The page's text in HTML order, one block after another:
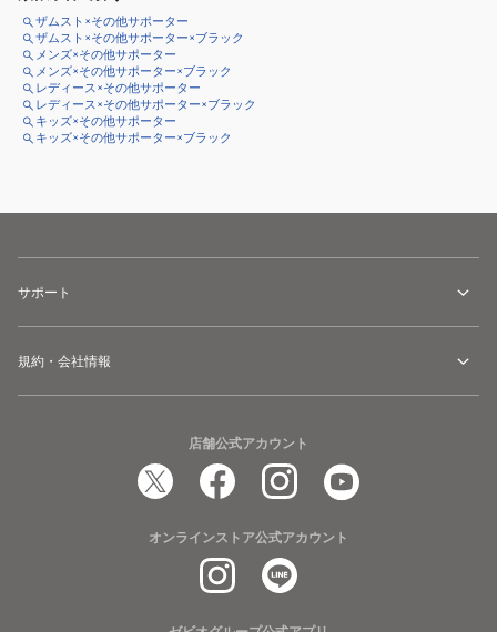
ザムスト×その他サポーター
ザムスト×その他サポーター×ブラック
メンズ×その他サポーター
メンズ×その他サポーター×ブラック
レディース×その他サポーター
レディース×その他サポーター×ブラック
キッズ×その他サポーター
キッズ×その他サポーター×ブラック
サポート
規約・会社情報
店舗公式アカウント
オンラインストア公式アカウント